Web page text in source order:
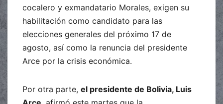
cocalero y exmandatario Morales, exigen su
habilitación como candidato para las
elecciones generales del próximo 17 de
agosto, así como la renuncia del presidente
Arce por la crisis económica.
Por otra parte, el presidente de Bolivia, Luis